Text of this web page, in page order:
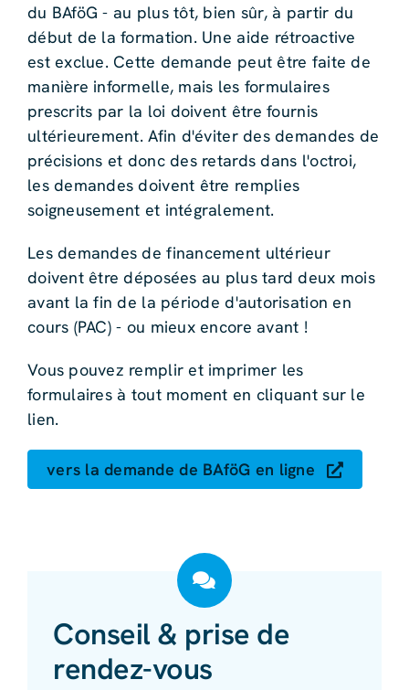
du BAföG - au plus tôt, bien sûr, à partir du
début de la formation. Une aide rétroactive
est exclue. Cette demande peut être faite de
manière informelle, mais les formulaires
prescrits par la loi doivent être fournis
ultérieurement. Afin d'éviter des demandes de
précisions et donc des retards dans l'octroi,
les demandes doivent être remplies
soigneusement et intégralement.
Les demandes de financement ultérieur
doivent être déposées au plus tard deux mois
avant la fin de la période d'autorisation en
cours (PAC) - ou mieux encore avant !
Vous pouvez remplir et imprimer les
formulaires à tout moment en cliquant sur le
lien.
vers la demande de BAföG en ligne
Conseil & prise de
rendez-vous